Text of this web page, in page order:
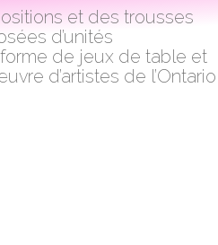
et des trousses
d’unités
de jeux de table et
d’artistes de l’Ontario